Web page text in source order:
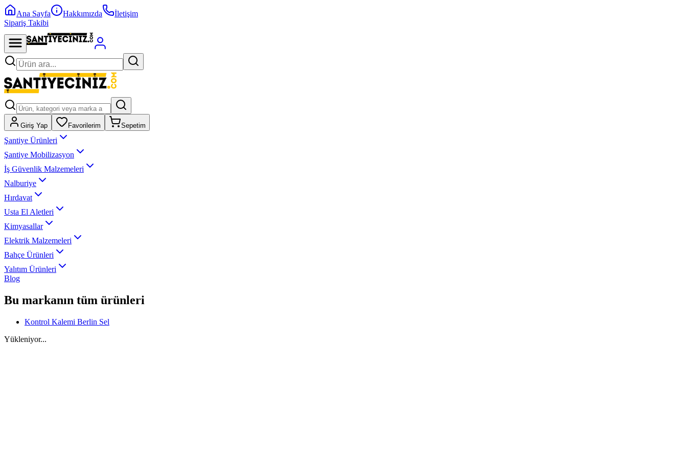
Ana Sayfa Hakkımızda
İletişim
Sipariş Takibi
Giriş Yap Favorilerim Sepetim
Şantiye Ürünleri
Şantiye Mobilizasyon
İş Güvenlik Malzemeleri
Nalburiye
Hırdavat
Usta El Aletleri
Kimyasallar
Elektrik Malzemeleri
Bahçe Ürünleri
Yalıtım Ürünleri
Blog
Bu markanın tüm ürünleri
Kontrol Kalemi Berlin Sel
Yükleniyor...